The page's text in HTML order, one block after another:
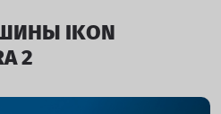
IKON
2